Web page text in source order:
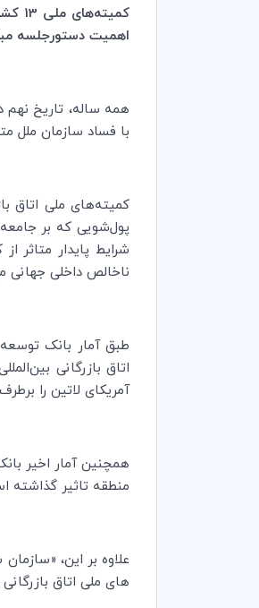
کمیته‌های ملی 13 کشور «ایبرو آمریکا»
اهمیت دستورجلسه
با فساد سازمان ملل
کمیته‌های ملی اتاق
پول‌شویی که بر
ناخالص داخلی جهانی
طبق آمار بانک توسعه
آمریکای لاتین را
همچنین آمار اخیر
منطقه تاثیر گذاشته است و
علاوه بر این،
های ملی اتاق